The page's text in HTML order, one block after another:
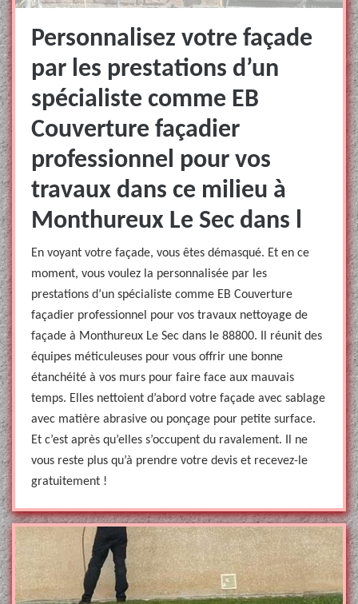
Personnalisez votre façade
par les prestations d’un
spécialiste comme EB
Couverture façadier
professionnel pour vos
travaux dans ce milieu à
Monthureux Le Sec dans l
En voyant votre façade, vous êtes démasqué. Et en ce
moment, vous voulez la personnalisée par les
prestations d’un spécialiste comme EB Couverture
façadier professionnel pour vos travaux nettoyage de
façade à Monthureux Le Sec dans le 88800. Il réunit des
équipes méticuleuses pour vous offrir une bonne
étanchéité à vos murs pour faire face aux mauvais
temps. Elles nettoient d’abord votre façade avec sablage
avec matière abrasive ou ponçage pour petite surface.
Et c’est après qu’elles s’occupent du ravalement. Il ne
vous reste plus qu’à prendre votre devis et recevez-le
gratuitement !